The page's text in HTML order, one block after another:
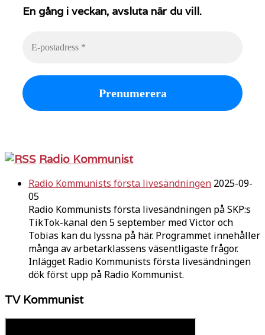
En gång i veckan, avsluta när du vill.
Radio Kommunist
Radio Kommunists första livesändningen 2025-09-
05
Radio Kommunists första livesändningen på SKP:s
TikTok-kanal den 5 september med Victor och
Tobias kan du lyssna på här. Programmet innehåller
många av arbetarklassens väsentligaste frågor.
Inlägget Radio Kommunists första livesändningen
dök först upp på Radio Kommunist.
TV Kommunist